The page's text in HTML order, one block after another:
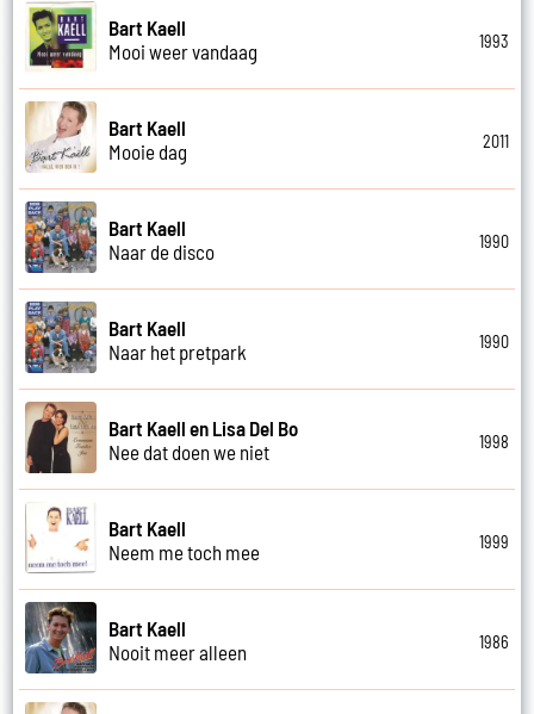
Bart Kaell
Mooi weer vandaag
1993
Bart Kaell
Mooie dag
2011
Bart Kaell
Naar de disco
1990
Bart Kaell
Naar het pretpark
1990
Bart Kaell en Lisa Del Bo
Nee dat doen we niet
1998
Bart Kaell
Neem me toch mee
1999
Bart Kaell
Nooit meer alleen
1986